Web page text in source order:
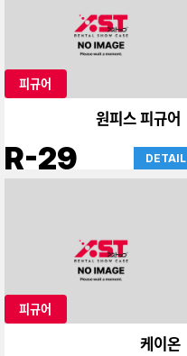
피규어
원피스 피규어
R-29 DETAIL
피규어
케이온